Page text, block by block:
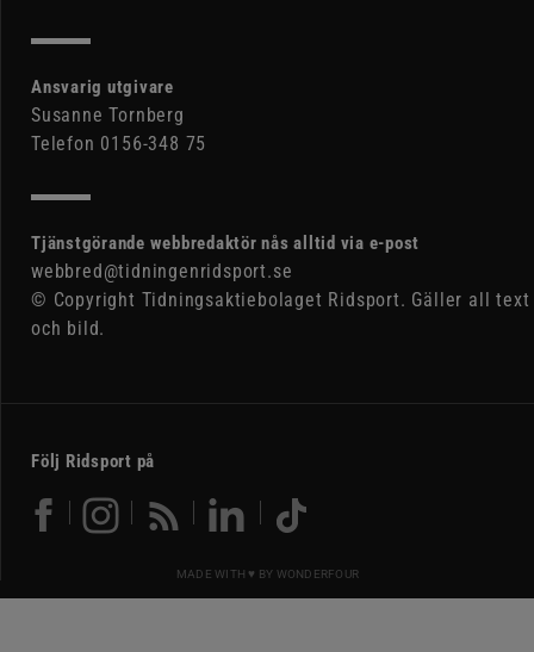
Ansvarig utgivare
Susanne Tornberg
Telefon 0156-348 75
Tjänstgörande webbredaktör nås alltid via e-post
webbred@tidningenridsport.se
© Copyright Tidningsaktiebolaget Ridsport. Gäller all text
och bild.
Följ Ridsport på
MADE WITH ♥ BY WONDERFOUR